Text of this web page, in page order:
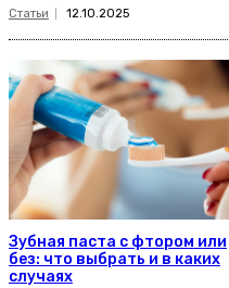
Статьи 12.10.2025
Зубная паста с фтором или
без: что выбрать и в каких
случаях